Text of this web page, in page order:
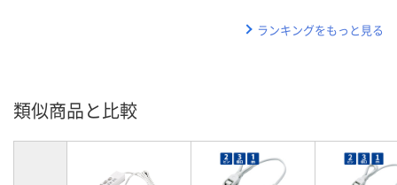
ランキングをもっと見る
類似商品と比較